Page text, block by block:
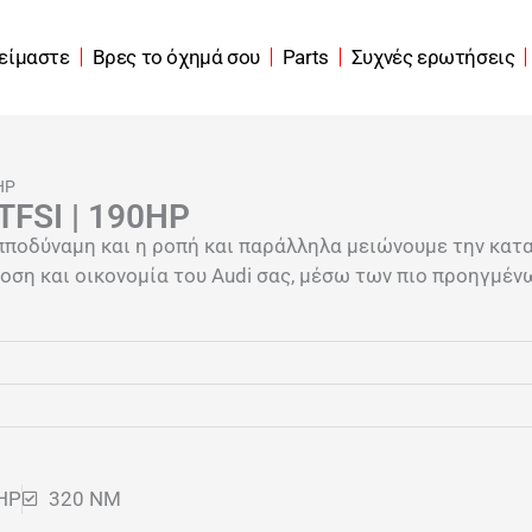
Βρες το όχημά σου Parts Συχνές ερωτήσεις
| 190HP
και η ροπή και παράλληλα μειώνουμε την
και οικονομία του Audi σας, μέσω των πιο
320 NM